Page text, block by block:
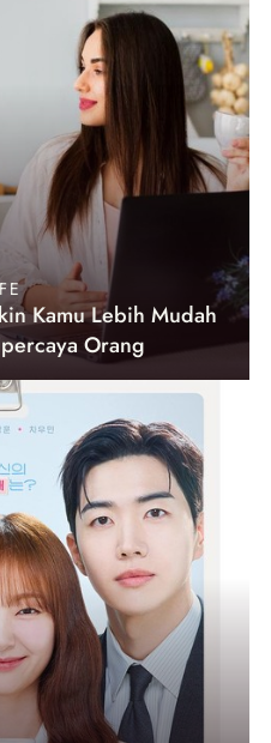
Kamu Lebih Mudah
Orang